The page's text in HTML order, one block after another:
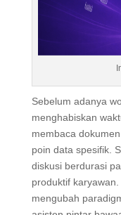
Sebelum adanya
menghabiskan
membaca
poin data spesifik.
diskusi berdurasi
produktif karyawan.
mengubah